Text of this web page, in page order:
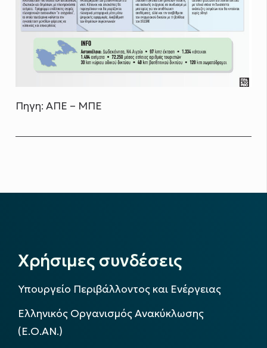
Πηγη: ΑΠΕ – ΜΠΕ
Χρήσιμες συνδέσεις
Υπουργείο Περιβάλλοντος και Ενέργειας
Ελληνικός Οργανισμός Ανακύκλωσης
(Ε.Ο.ΑΝ.)